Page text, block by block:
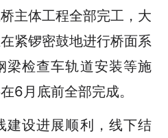
主体工程全部完工，大
紧锣密鼓地进行桥面系
梁检查车轨道安装等施
6月底前全部完成。
建设进展顺利，线下结